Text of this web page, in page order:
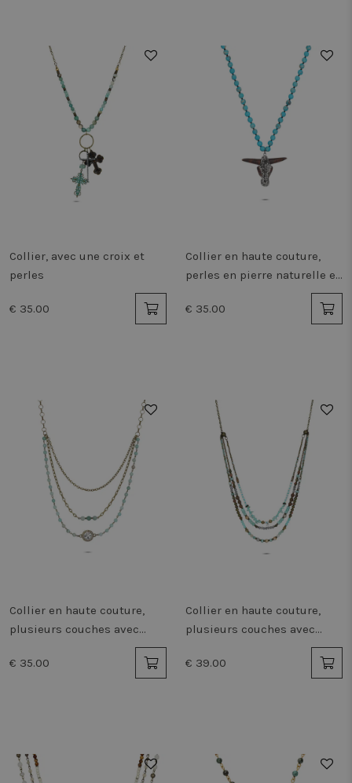
Collier, avec une croix et
perles
€ 35.00
Collier en haute couture,
perles en pierre naturelle et
€ 35.00
Collier en haute couture,
plusieurs couches avec
€ 35.00
Collier en haute couture,
plusieurs couches avec
€ 39.00